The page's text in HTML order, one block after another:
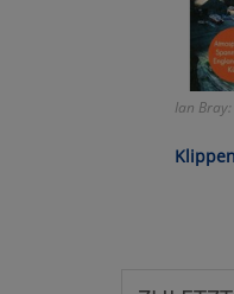
Ian Bray: